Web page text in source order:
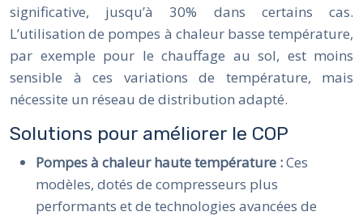
significative, jusqu’à 30% dans certains cas.
L’utilisation de pompes à chaleur basse température,
par exemple pour le chauffage au sol, est moins
sensible à ces variations de température, mais
nécessite un réseau de distribution adapté.
Solutions pour améliorer le COP
Pompes à chaleur haute température :Ces
modèles, dotés de compresseurs plus
performants et de technologies avancées de